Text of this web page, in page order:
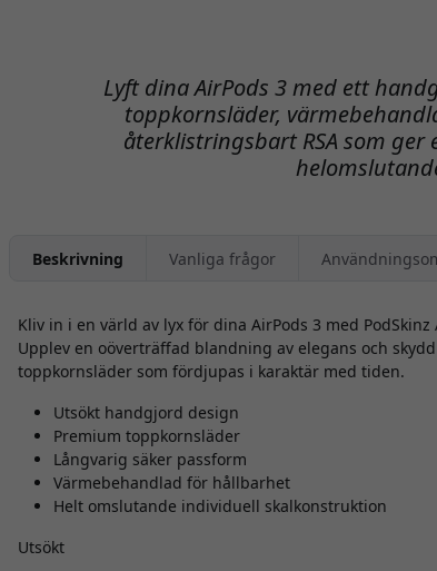
Lyft dina AirPods 3 med ett
toppkornsläder,
återklistringsbart RSA som ger
Beskrivning Vanliga frågor
Kliv in i en värld av lyx för dina AirPods 3 med
Upplev en oöverträffad blandning av elegans och
toppkornsläder som fördjupas i karaktär med tiden.
Utsökt handgjord design
Premium toppkornsläder
Långvarig säker passform
Värmebehandlad för hållbarhet
Helt omslutande individuell skalkonstruktion
Utsökt